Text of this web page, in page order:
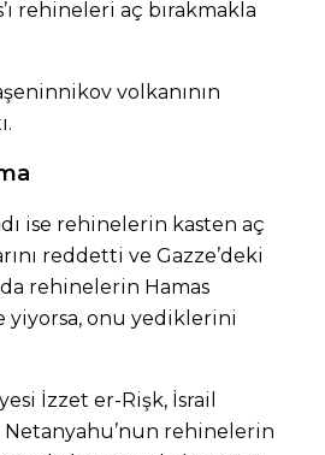
rehineleri aç bırakmakla
volkanının
ise rehinelerin kasten aç
reddetti ve Gazze’deki
rehinelerin Hamas
yiyorsa, onu yediklerini
İzzet er-Rişk, İsrail
Netanyahu’nun rehinelerin